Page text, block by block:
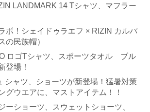
LANDMARK 14 Tシャツ、マフラー
ボ！シェイドゥラエフ × RIZIN カルパ
の民族帽）
ロゴTシャツ、スポーツタオル ブル
登場！
シャツ、ショーツが新登場！猛暑対策
グウエアに、マストアイテム！！
ーショーツ、スウェットショーツ、